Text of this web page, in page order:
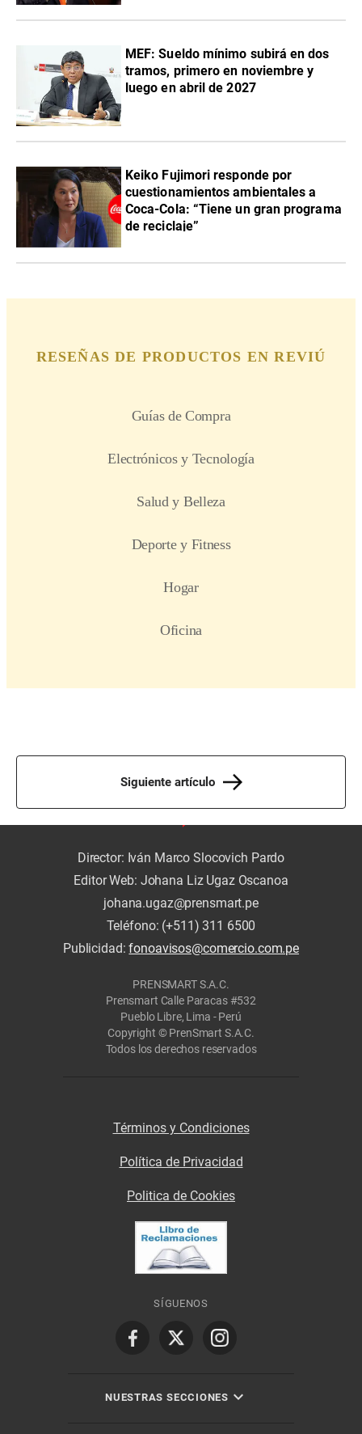
MEF: Sueldo mínimo subirá en dos
tramos, primero en noviembre y
luego en abril de 2027
Keiko Fujimori responde por
cuestionamientos ambientales a
Coca-Cola: “Tiene un gran programa
de reciclaje”
Siguiente artículo
Director: Iván Marco Slocovich Pardo
Editor Web: Johana Liz Ugaz Oscanoa
johana.ugaz@prensmart.pe
Teléfono: (+511) 311 6500
Publicidad:fonoavisos@comercio.com.pe
PRENSMART S.A.C.
Prensmart Calle Paracas #532
Pueblo Libre, Lima - Perú
Copyright © PrenSmart S.A.C.
Todos los derechos reservados
Términos y Condiciones
Política de Privacidad
Politica de Cookies
SÍGUENOS
NUESTRAS SECCIONES